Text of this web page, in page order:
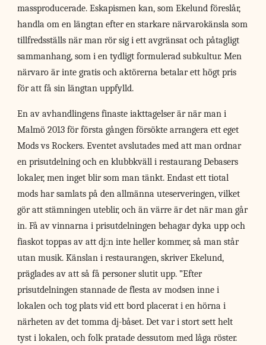
massproducerade. Eskapismen kan, som Ekelund föreslår,
handla om en längtan efter en starkare närvarokänsla som
tillfredsställs när man rör sig i ett avgränsat och påtagligt
sammanhang, som i en tydligt formulerad subkultur. Men
närvaro är inte gratis och aktörerna betalar ett högt pris
för att få sin längtan uppfylld.
En av avhandlingens finaste iakttagelser är när man i
Malmö 2013 för första gången försökte arrangera ett eget
Mods vs Rockers. Eventet avslutades med att man ordnar
en prisutdelning och en klubbkväll i restaurang Debasers
lokaler, men inget blir som man tänkt. Endast ett tiotal
mods har samlats på den allmänna uteserveringen, vilket
gör att stämningen uteblir, och än värre är det när man går
in. Få av vinnarna i prisutdelningen behagar dyka upp och
fiaskot toppas av att dj:n inte heller kommer, så man står
utan musik. Känslan i restaurangen, skriver Ekelund,
präglades av att så få personer slutit upp. ”Efter
prisutdelningen stannade de flesta av modsen inne i
lokalen och tog plats vid ett bord placerat i en hörna i
närheten av det tomma dj-båset. Det var i stort sett helt
tyst i lokalen, och folk pratade dessutom med låga röster.